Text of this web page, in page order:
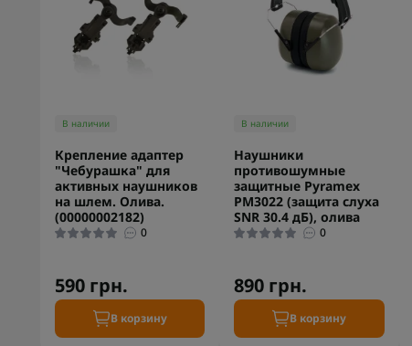
В наличии
Крепление адаптер
"Чебурашка" для
активных наушников
на шлем. Олива.
(00000002182)
0
590 грн.
В корзину
В наличии
Наушники
противошумные
защитные Pyramex
PM3022 (защита слуха
SNR 30.4 дБ), олива
0
890 грн.
В корзину